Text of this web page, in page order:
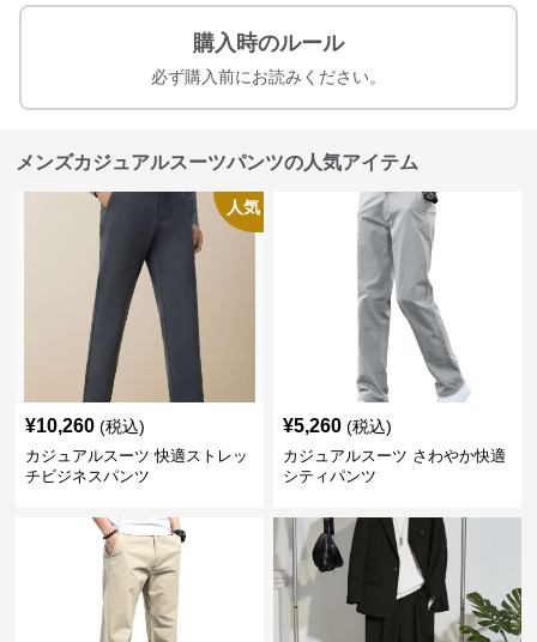
購入時のルール
必ず購入前にお読みください。
メンズカジュアルスーツパンツの人気アイテム
人気
¥10,260 (税込)
カジュアルスーツ 快適ストレッ
チビジネスパンツ
¥5,260 (税込)
カジュアルスーツ さわやか快適
シティパンツ